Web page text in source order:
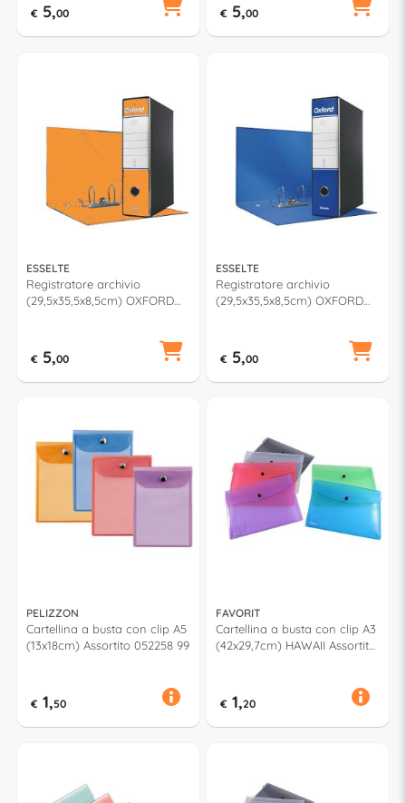
€ 5,00 € 5,00
ESSELTE
Registratore archivio
(29,5x35,5x8,5cm) OXFORD
€ 5,00
ESSELTE
Registratore archivio
(29,5x35,5x8,5cm) OXFORD
€ 5,00
PELIZZON
Cartellina a busta con clip A5
(13x18cm) Assortito 052258 99
€ 1,50
FAVORIT
Cartellina a busta con clip A3
(42x29,7cm) HAWAII Assortito
€ 1,20